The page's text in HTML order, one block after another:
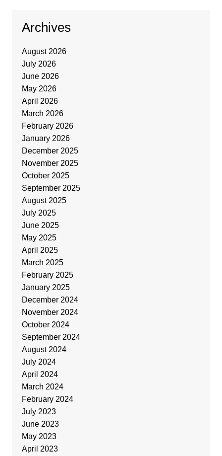
Archives
August 2026
July 2026
June 2026
May 2026
April 2026
March 2026
February 2026
January 2026
December 2025
November 2025
October 2025
September 2025
August 2025
July 2025
June 2025
May 2025
April 2025
March 2025
February 2025
January 2025
December 2024
November 2024
October 2024
September 2024
August 2024
July 2024
April 2024
March 2024
February 2024
July 2023
June 2023
May 2023
April 2023